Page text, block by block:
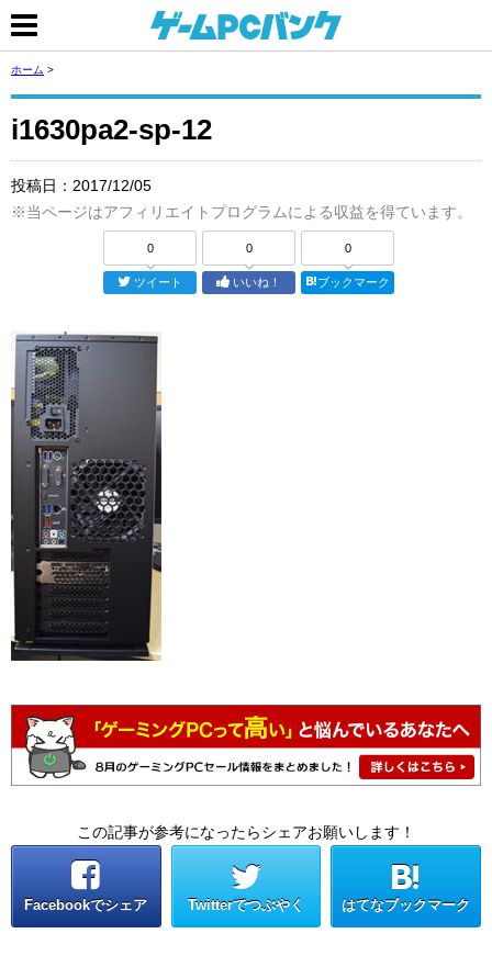
ホーム >
i1630pa2-sp-12
投稿日： 2017/12/05
※当ページはアフィリエイトプログラムによる収益を得ています。
0
ツイート
0
いいね！
0
ブックマーク
この記事が参考になったらシェアお願いします！
Facebookでシェア Twitterでつぶやく はてなブックマーク